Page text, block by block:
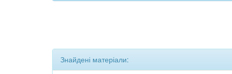
Знайдені матеріали: